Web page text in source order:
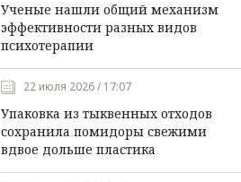
Ученые нашли общий механизм
эффективности разных видов
психотерапии
22 июля 2026 / 17:07
Упаковка из тыквенных отходов
сохранила помидоры свежими
вдвое дольше пластика